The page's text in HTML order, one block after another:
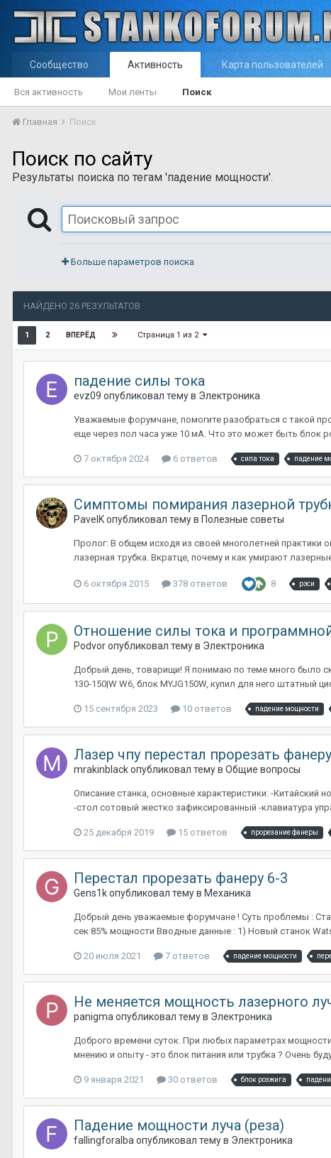
Сообщество Активность
Вся активность Мои ленты Поиск
Карта пользователей
Главная Поиск
Поиск по сайту
Результаты поиска по тегам 'падение мощности'.
Больше параметров поиска
НАЙДЕНО 26 РЕЗУЛЬТАТОВ
1 2 ВПЕРЁД Страница 1 из 2
падение силы тока
evz09 опубликовал тему в Электроника
Уважаемые форумчане, помогите разобраться с такой
еще через пол часа уже 10 мА. Что это может быть блок
7 октября 2024 6 ответов сила тока падение
Симптомы помирания лазерной
PavelKопубликовал тему в Полезные советы
Пролог: В общем исходя из своей многолетней
лазерная трубка. Вкратце, почему и как умирают
6 октября 2015 378 ответов 8 рэси
Отношение силы тока и
Podvorопубликовал тему в Электроника
Добрый день, товарищи! Я понимаю по теме много было
130-150|W W6, блок MYJG150W, купил для него
15 сентября 2023 10 ответов падение мощности
Лазер чпу перестал прорезать
mrakinblackопубликовал тему в Общие вопросы
Описание станка, основные характеристики: -Китайский
-стол сотовый жестко зафиксированный -клавиатура
25 декабря 2019 15 ответов прорезание фанеры
Перестал прорезать фанеру 6-3
Gens1kопубликовал тему в Механика
Добрый день уважаемые форумчане ! Суть проблемы :
сек 85% мощности Вводные данные : 1) Новый станок
20 июля 2021 7 ответов падение мощности
Не меняется мощность лазерного
panigma опубликовал тему в Электроника
Доброго времени суток. При любых параметрах
мнению и опыту - это блок питания или трубка ? Очень
9 января 2021 30 ответов блок розжига
Падение мощности луча (реза)
fallingforalba опубликовал тему в Электроника